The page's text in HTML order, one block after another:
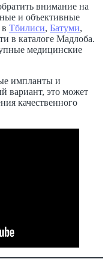
внимание на
и объективные
Тбилиси, Батуми,
в каталоге Мадлоба.
медицинские
импланты и
вариант, это может
качественного